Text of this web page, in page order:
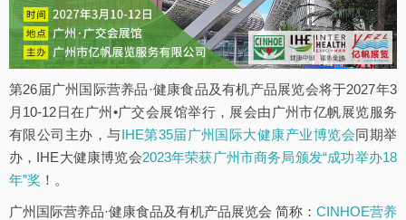
第26届广州国际营养品·健康食品及有机产品展览会将于2027年3
月10-12日在广州•广交会展馆举行，展会由广州市亿帆展览服务
有限公司主办，与IHE第35届广州国际大健康产业博览会同期举
办，IHE大健康博览会2023年荣获广州市商务局颁发“成功举办18
年”奖 ！。
广州国际营养品·健康食品及有机产品展览会 简称： CINHOE营养